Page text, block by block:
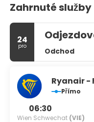
Zahrnuté služby
24
pro
Odchod
Ryanair -
Přímo
06:30
Wien Schwechat (VIE)